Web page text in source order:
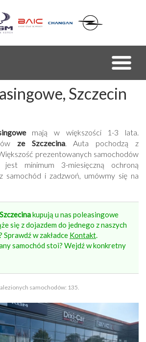
Szczecin
mają w większości 1-3 lata.
ze Szczecina. Auta pochodzą z
prezentowanych samochodów
jest minimum 3-miesięczną ochroną
samochód i zadzwoń, umówmy się na
kupują u nas poleasingowe
się z dojazdem do jednego z naszych
Sprawdź w zakładce Kontakt.
samochód stoi? Wejdź w konkretny
samochodów: 135.